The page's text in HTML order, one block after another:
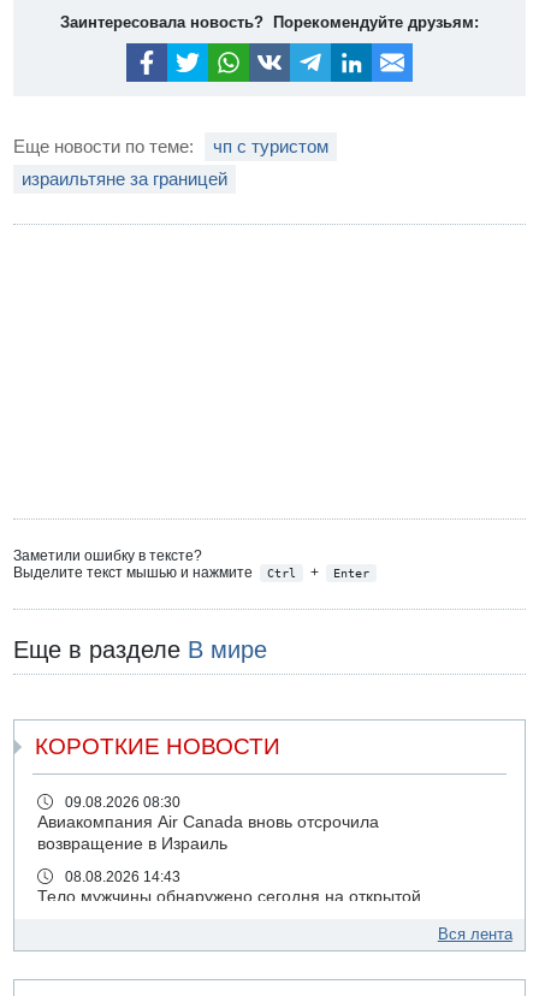
Заинтересовала новость? Порекомендуйте друзьям:
Еще новости по теме:
чп с туристом
израильтяне за границей
Заметили ошибку в тексте?
Выделите текст мышью и нажмите
Ctrl + Enter
Еще в разделе В мире
КОРОТКИЕ НОВОСТИ
09.08.2026 08:30
Авиакомпания Air Canada вновь отсрочила
возвращение в Израиль
08.08.2026 14:43
Тело мужчины обнаружено сегодня на открытой
08.08.2026 11:02
Вся лента